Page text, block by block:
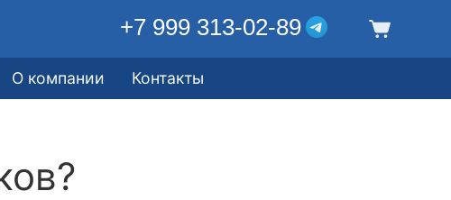
+7 999 313-02-89
О компании Контакты